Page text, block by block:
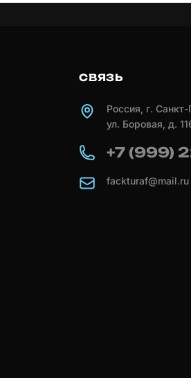
СВЯЗЬ
Россия, г.
ул. Боровая, д.
+7 (999)
fackturaf@mail.ru